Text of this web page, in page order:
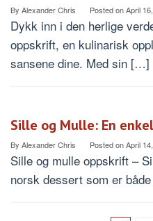
By Alexander Chris Posted onApril
Dykk inn i den herlige
oppskrift, en kulinarisk
sansene dine. Med sin […]
Sille og Mulle: En
By Alexander Chris Posted onApril
Sille og mulle oppskrift –
norsk dessert som er